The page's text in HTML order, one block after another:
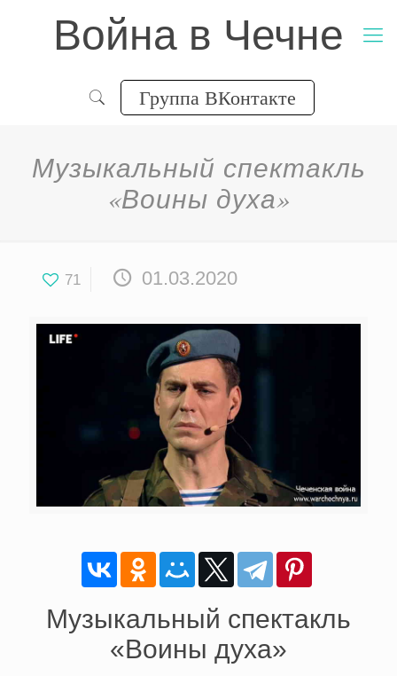
Война в Чечне
Группа ВКонтакте
Музыкальный спектакль
«Воины духа»
71 01.03.2020
Музыкальный спектакль
«Воины духа»